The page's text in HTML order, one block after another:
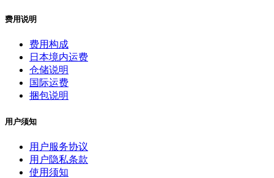
费用说明
费用构成
日本境内运费
仓储说明
国际运费
捆包说明
用户须知
用户服务协议
用户隐私条款
使用须知